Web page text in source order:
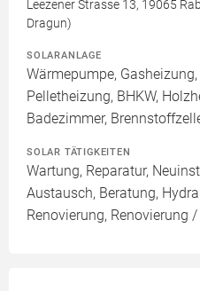
Leezener Strasse 13, 19065
Dragun)
SOLARANLAGE
Wärmepumpe,
Pelletheizung, BHKW,
Badezimmer,
SOLAR TÄTIGKEITEN
Wartung, Reparatur,
Austausch, Beratung,
Renovierung, Renovierung